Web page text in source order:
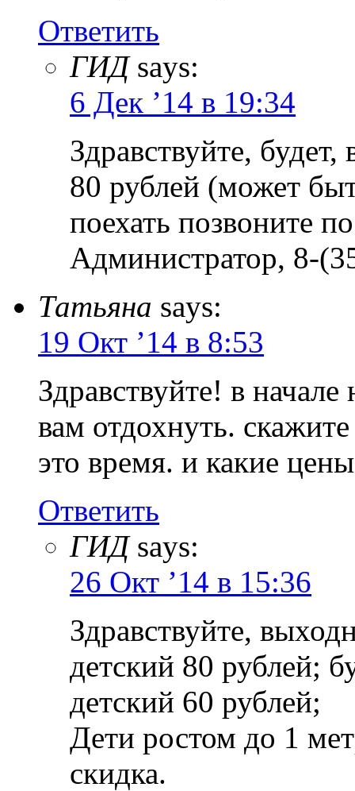
Ответить
ГИД says:
6 Дек ’14 в 19:34
Здравствуйте,
80 рублей (может
поехать позвоните
Администратор, 8-
Татьяна says:
19 Окт ’14 в 8:53
Здравствуйте! в
вам отдохнуть.
это время. и какие
Ответить
ГИД says:
26 Окт ’14 в 15:36
Здравствуйте,
детский 80 рублей;
детский 60 рублей;
Дети ростом до 1
скидка.